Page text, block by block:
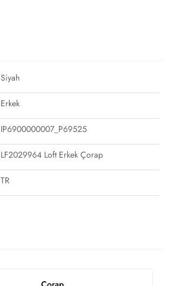
Siyah
Erkek
IP6900000007_P69525
LF2029964 Loft Erkek Çorap
TR